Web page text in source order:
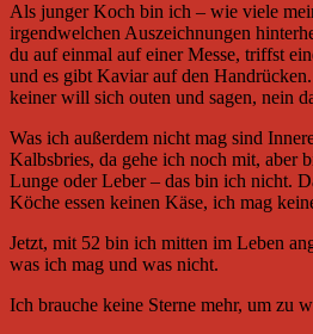
Als junger Koch bin ich – wie viele
irgendwelchen Auszeichnungen
du auf einmal auf einer Messe, triffst
und es gibt Kaviar auf den
keiner will sich outen und sagen, nein
Was ich außerdem nicht mag sind
Kalbsbries, da gehe ich noch mit, aber
Lunge oder Leber – das bin ich nicht.
Köche essen keinen Käse, ich mag
Jetzt, mit 52 bin ich mitten im Leben
was ich mag und was nicht.
Ich brauche keine Sterne mehr, um zu